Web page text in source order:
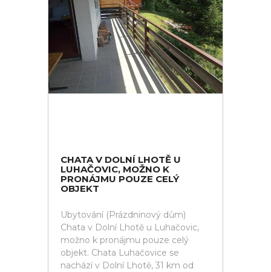
CHATA V DOLNÍ LHOTĚ U
LUHAČOVIC, MOŽNO K
PRONÁJMU POUZE CELÝ
OBJEKT
Ubytování (Prázdninový dům)
Chata v Dolní Lhotě u Luhačovic,
možno k pronájmu pouze celý
objekt. Chata Luhačovice se
nachází v Dolní Lhotě, 31 km od